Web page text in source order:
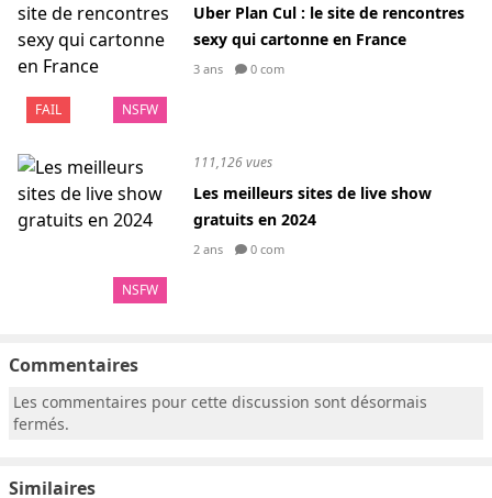
FAIL NSFW
Uber Plan Cul : le site de rencontres
sexy qui cartonne en France
3 ans 0 com
NSFW
111,126 vues
Les meilleurs sites de live show
gratuits en 2024
2 ans 0 com
Commentaires
Les commentaires pour cette discussion sont désormais
fermés.
Similaires